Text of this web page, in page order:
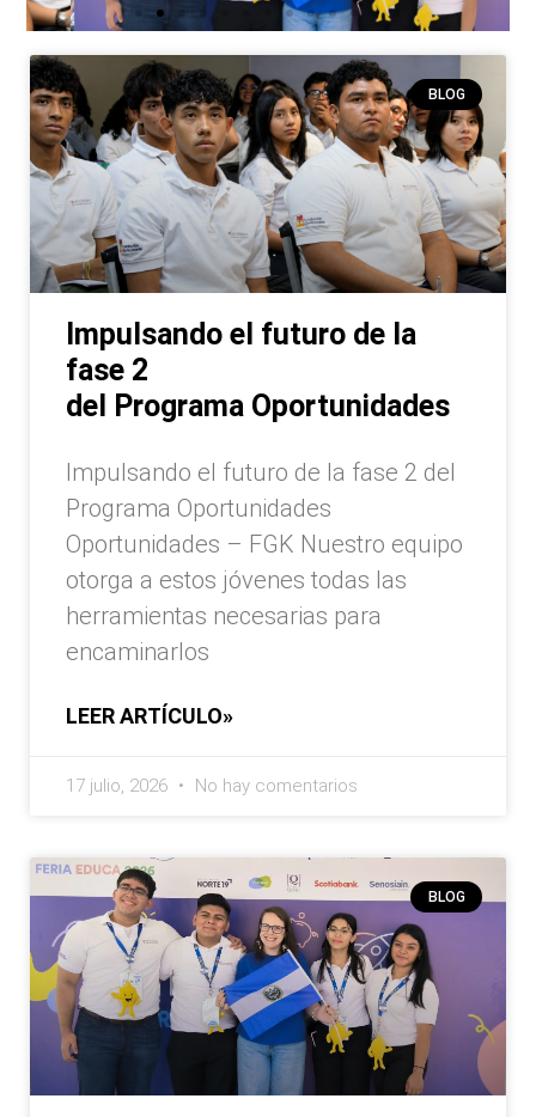
Jóvenes del Programa Oportunidades
representaron a El Salvador en el Bootcamp
y Feria "Ahorra y Emprende” en México
Leer artículo
BLOG
Impulsando el futuro de la
fase 2
del Programa Oportunidades
Impulsando el futuro de la fase 2 del
Programa Oportunidades
Oportunidades – FGK Nuestro equipo
otorga a estos jóvenes todas las
herramientas necesarias para
encaminarlos
LEER ARTÍCULO»
17 julio, 2026 No hay comentarios
BLOG